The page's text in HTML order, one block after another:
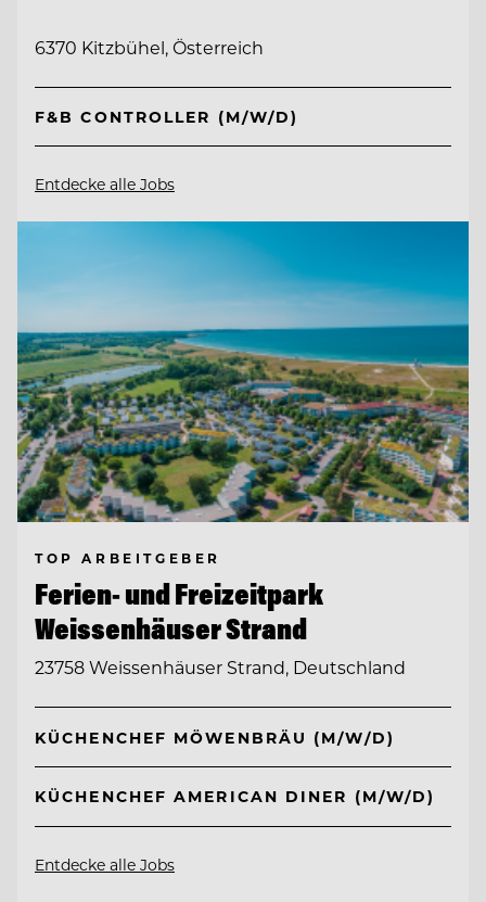
6370 Kitzbühel, Österreich
F&B CONTROLLER (M/W/D)
Entdecke alle Jobs
TOP ARBEITGEBER
Ferien- und Freizeitpark
Weissenhäuser Strand
23758 Weissenhäuser Strand, Deutschland
KÜCHENCHEF MÖWENBRÄU (M/W/D)
KÜCHENCHEF AMERICAN DINER (M/W/D)
Entdecke alle Jobs